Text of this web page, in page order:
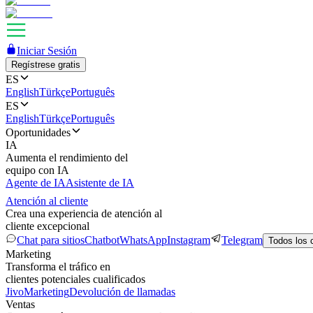
Iniciar Sesión
Regístrese gratis
ES
EnglishTürkçePortuguês
ES
EnglishTürkçePortuguês
Oportunidades
IA
Aumenta el rendimiento del
equipo con IA
Agente de IAAsistente de IA
Atención al cliente
Crea una experiencia de atención al
cliente excepcional
Chat para sitiosChatbotWhatsAppInstagram Telegram Todos los
Marketing
Transforma el tráfico en
clientes potenciales cualificados
JivoMarketingDevolución de llamadas
Ventas